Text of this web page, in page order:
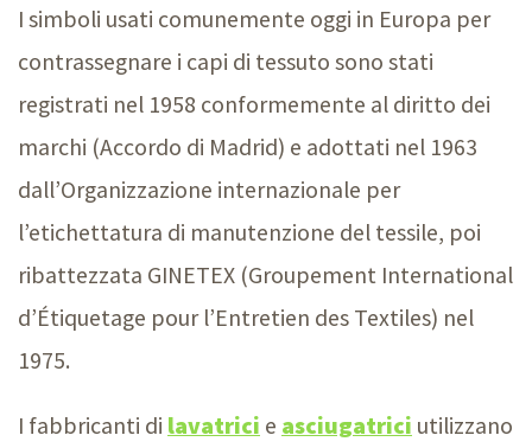
I simboli usati comunemente oggi in Europa per
contrassegnare i capi di tessuto sono stati
registrati nel 1958 conformemente al diritto dei
marchi (Accordo di Madrid) e adottati nel 1963
dall’Organizzazione internazionale per
l’etichettatura di manutenzione del tessile, poi
ribattezzata GINETEX (Groupement International
d’Étiquetage pour l’Entretien des Textiles) nel
1975.
I fabbricanti di lavatrici e asciugatrici utilizzano